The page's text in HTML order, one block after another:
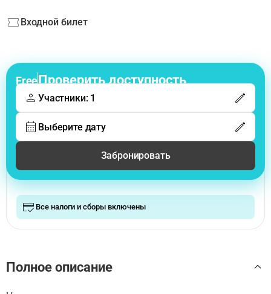
Входной билет
FreeПроверить доступность
Участники: 1
Выберите дату
Забронировать
Все налоги и сборы включены
Полное описание